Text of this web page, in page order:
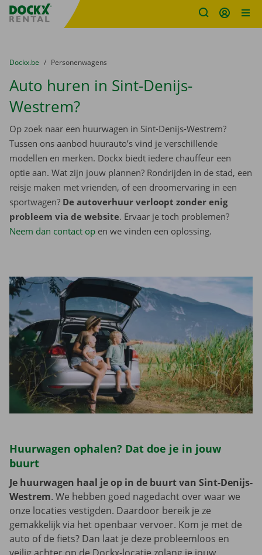
Fratello DEMO
U bevindt zich hier:
van
Dockx.be naar
Personenwagens
Auto huren in Sint-Denijs-
Westrem?
Op zoek naar een huurwagen in Sint-Denijs-Westrem?
Tussen ons aanbod huurauto’s vind je verschillende
modellen en merken. Dockx biedt iedere chauffeur een
optie aan. Wat zijn jouw plannen? Rondrijden in de stad, een
reisje maken met vrienden, of een droomervaring in een
sportwagen? De autoverhuur verloopt zonder enig
probleem via de website. Ervaar je toch problemen?
Neem dan contact op en we vinden een oplossing.
Huurwagen ophalen? Dat doe je in jouw
buurt
Je huurwagen haal je op in de buurt van Sint-Denijs-
Westrem. We hebben goed nagedacht over waar we
onze locaties vestigden. Daardoor bereik je ze
gemakkelijk via het openbaar vervoer. Kom je met de
auto of de fiets? Dan laat je deze probleemloos en